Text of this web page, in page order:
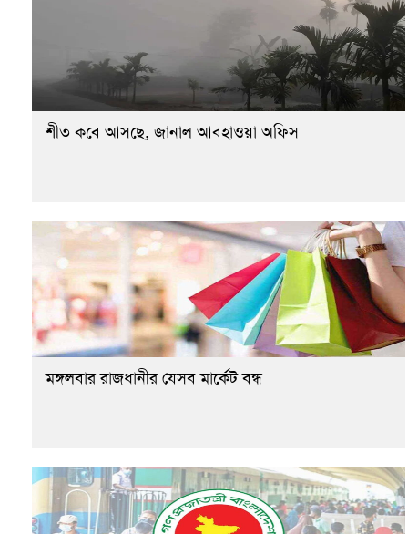
শীত কবে আসছে, জানাল আবহাওয়া অফিস
মঙ্গলবার রাজধানীর যেসব মার্কেট বন্ধ